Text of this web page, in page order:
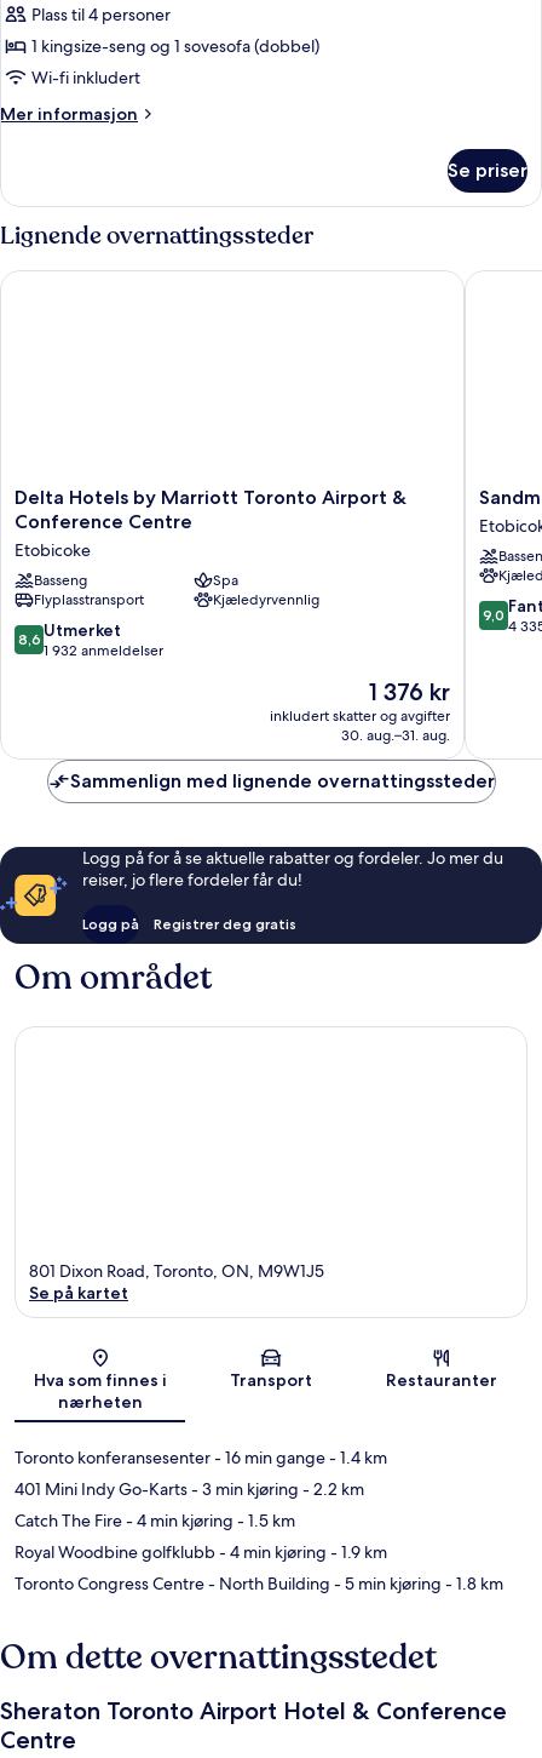
av
Suite
–
executive,
1
Plass til 4 personer
1 kingsize-seng og 1 sovesofa (dobbel)
Wi-fi inkludert
Mer informasjon
Mer
–
executive,
1
soverom
Se priser
Lignende overnattingssteder
Delta
Hotels
Marriott
Toronto
Airport
&
Conference
Delta Hotels by Marriott Toronto Airport &
Conference Centre
Etobicoke
Basseng
Spa
Flyplasstransport
Kjæledyrvennlig
8.6
av
8,6 Utmerket
1 932 anmeldelser
Prisen
1 376 kr
1 376 kr
inkludert skatter og avgifter
30. aug.–31. aug.
Delta Hotels by Marriott Toronto Airport & Conference
Toronto
Airport
Hotel
9.0
av
9,0
4
Sammenlign med lignende overnattingssteder
Logg på for å se aktuelle rabatter og fordeler. Jo mer du
reiser, jo flere fordeler får du!
Logg på Registrer deg gratis
Om området
Kart
801 Dixon Road, Toronto, ON, M9W1J5
Se på kartet
Hva som finnes i
nærheten
Transport Restauranter
Toronto konferansesenter- 16 min gange- 1.4 km
401 Mini Indy Go-Karts- 3 min kjøring - 2.2 km
Catch The Fire- 4 min kjøring - 1.5 km
Royal Woodbine golfklubb- 4 min kjøring - 1.9 km
Toronto Congress Centre - North Building - 5 min kjøring - 1.8 km
Om dette overnattingsstedet
Sheraton Toronto Airport Hotel & Conference
Centre